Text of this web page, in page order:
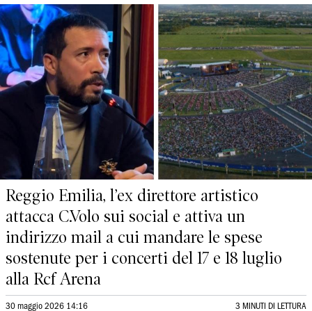
Reggio Emilia, l’ex direttore artistico
attacca C.Volo sui social e attiva un
indirizzo mail a cui mandare le spese
sostenute per i concerti del 17 e 18 luglio
alla Rcf Arena
30 maggio 2026 14:16 3 MINUTI DI LETTURA